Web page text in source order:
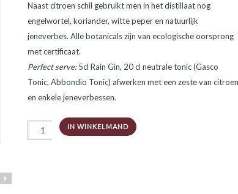
Naast citroen schil gebruikt men in het distillaat nog
engelwortel, koriander, witte peper en natuurlijk
jeneverbes. Alle botanicals zijn van ecologische oorsprong
met certificaat.
Perfect serve:5cl Rain Gin, 20 cl neutrale tonic (Gasco
Tonic, Abbondio Tonic) afwerken met een zeste van citroen
en enkele jeneverbessen.
Rain
IN WINKELMAND